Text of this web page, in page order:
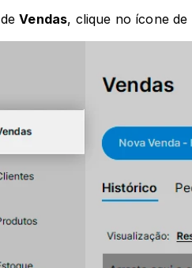
Vendas, clique no ícone de